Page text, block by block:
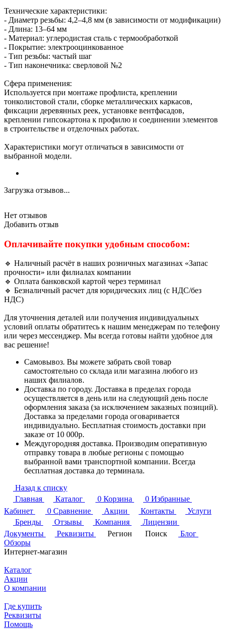
Технические характеристики:
- Диаметр резьбы: 4,2–4,8 мм (в зависимости от модификации)
- Длина: 13–64 мм
- Материал: углеродистая сталь с термообработкой
- Покрытие: электрооцинкованное
- Тип резьбы: частый шаг
- Тип наконечника: сверловой №2
Сфера применения:
Используется при монтаже профлиста, креплении
тонколистовой стали, сборке металлических каркасов,
фиксации деревянных реек, установке вентфасадов,
креплении гипсокартона к профилю и соединении элементов
в строительстве и отделочных работах.
Характеристики могут отличаться в зависимости от
выбранной модели.
Загрузка отзывов...
Нет отзывов
Добавить отзыв
Оплачивайте покупки удобным способом:
🔹 Наличный расчёт в наших розничных магазинах «Запас
прочности» или филиалах компании
🔹 Оплата банковской картой через терминал
🔹 Безналичный расчет для юридических лиц (с НДС/без
НДС)
Для уточнения деталей или получения индивидуальных
условий оплаты обратитесь к нашим менеджерам по телефону
или через мессенджер. Мы всегда готовы найти удобное для
вас решение!
Самовывоз. Вы можете забрать свой товар
самостоятельно со склада или магазина любого из
наших филиалов.
Доставка по городу. Доставка в пределах города
осуществляется в день или на следующий день после
оформления заказа (за исключением заказных позиций).
Доставка за пределами города оговаривается
индивидуально. Бесплатная стоимость доставки при
заказе от 10 000р.
Междугородняя доставка. Производим оперативную
отправку товара в любые регионы с помощью
выбранной вами транспортной компании. Всегда
бесплатная доставка до терминала.
Назад к списку
Главная
Каталог 0 Корзина 0 Избранные
Кабинет
0 Сравнение Акции Контакты
Услуги
Бренды
Отзывы Компания
Лицензии
Документы
Реквизиты Регион Поиск
Блог
Обзоры
Интернет-магазин
Каталог
Акции
О компании
Где купить
Реквизиты
Помощь